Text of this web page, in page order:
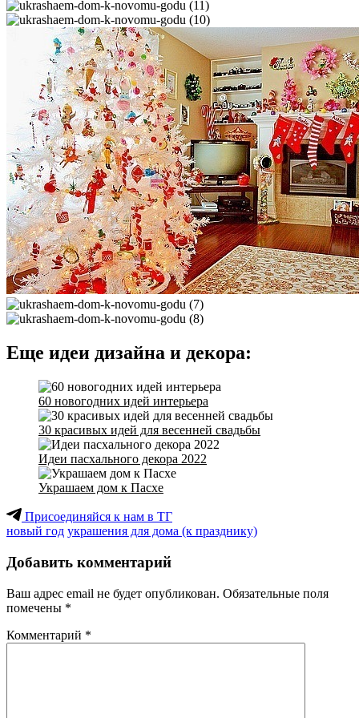
Еще идеи дизайна и декора:
60 новогодних идей интерьера
30 красивых идей для весенней свадьбы
Идеи пасхального декора 2022
Украшаем дом к Пасхе
Присоединяйся к нам в ТГ
новый год украшения для дома (к празднику)
Добавить комментарий
Ваш адрес email не будет опубликован. Обязательные поля
помечены *
Комментарий *